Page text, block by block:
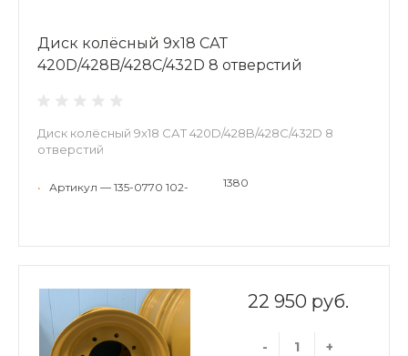
Диск колёсный 9x18 САТ
420D/428B/428C/432D 8 отверстий
Диск колёсный 9x18 САТ 420D/428B/428C/432D 8
отверстий
• Артикул — 135-0770 102- 1380
22 950 руб.
- +